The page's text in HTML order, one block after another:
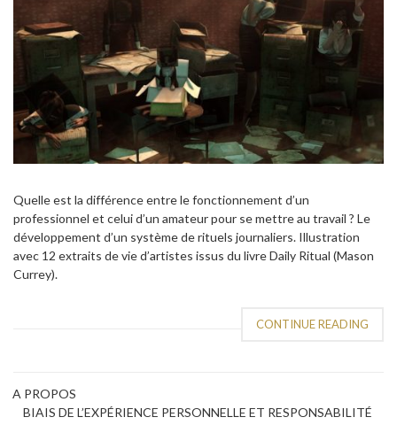
Quelle est la différence entre le fonctionnement d’un
professionnel et celui d’un amateur pour se mettre au travail ? Le
développement d’un système de rituels journaliers. Illustration
avec 12 extraits de vie d’artistes issus du livre Daily Ritual (Mason
Currey).
CONTINUE READING
A PROPOS
BIAIS DE L’EXPÉRIENCE PERSONNELLE ET RESPONSABILITÉ